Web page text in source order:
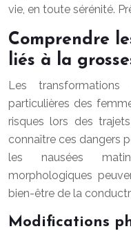
vie, en toute sérénité.
Comprendre
liés à la
Les
particulières des
risques lors des
connaître ces dangers
les nausées
morphologiques
bien-être de la
Modifications